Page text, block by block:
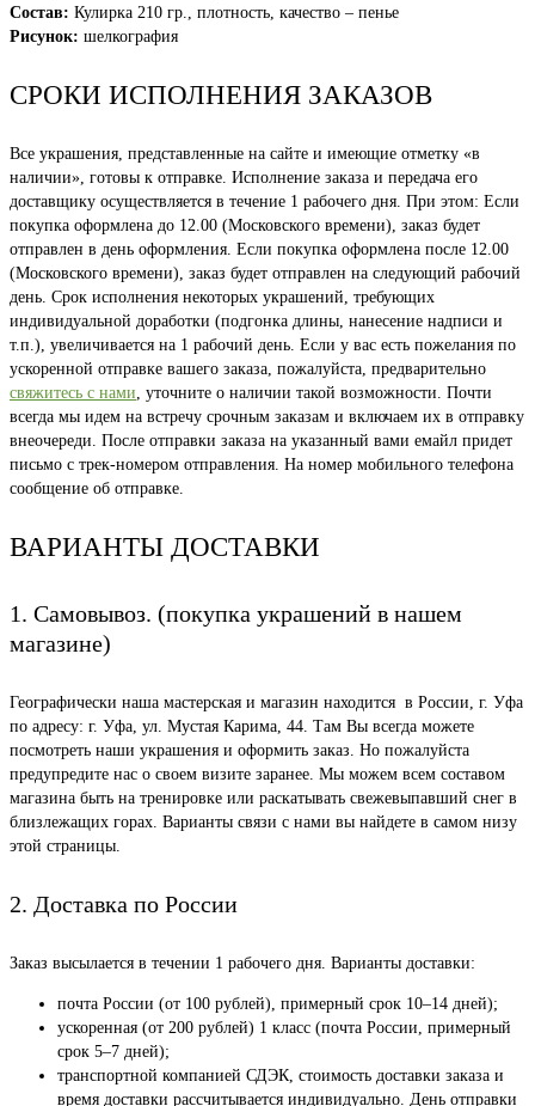
Состав: Кулирка 210 гр., плотность, качество – пенье
Рисунок: шелкография
СРОКИ ИСПОЛНЕНИЯ ЗАКАЗОВ
Все украшения, представленные на сайте и имеющие отметку «в
наличии», готовы к отправке. Исполнение заказа и передача его
доставщику осуществляется в течение 1 рабочего дня. При этом: Если
покупка оформлена до 12.00 (Московского времени), заказ будет
отправлен в день оформления. Если покупка оформлена после 12.00
(Московского времени), заказ будет отправлен на следующий рабочий
день. Срок исполнения некоторых украшений, требующих
индивидуальной доработки (подгонка длины, нанесение надписи и
т.п.), увеличивается на 1 рабочий день. Если у вас есть пожелания по
ускоренной отправке вашего заказа, пожалуйста, предварительно
свяжитесь с нами, уточните о наличии такой возможности. Почти
всегда мы идем на встречу срочным заказам и включаем их в отправку
внеочереди. После отправки заказа на указанный вами емайл придет
письмо с трек-номером отправления. На номер мобильного телефона
сообщение об отправке.
ВАРИАНТЫ ДОСТАВКИ
1. Самовывоз. (покупка украшений в нашем
магазине)
Географически наша мастерская и магазин находится в России, г. Уфа
по адресу: г. Уфа, ул. Мустая Карима, 44. Там Вы всегда можете
посмотреть наши украшения и оформить заказ. Но пожалуйста
предупредите нас о своем визите заранее. Мы можем всем составом
магазина быть на тренировке или раскатывать свежевыпавший снег в
близлежащих горах. Варианты связи с нами вы найдете в самом низу
этой страницы.
2. Доставка по России
Заказ высылается в течении 1 рабочего дня. Варианты доставки:
почта России (от 100 рублей), примерный срок 10–14 дней);
ускоренная (от 200 рублей) 1 класс (почта России, примерный
срок 5–7 дней);
транспортной компанией СДЭК, стоимость доставки заказа и
время доставки рассчитывается индивидуально. День отправки